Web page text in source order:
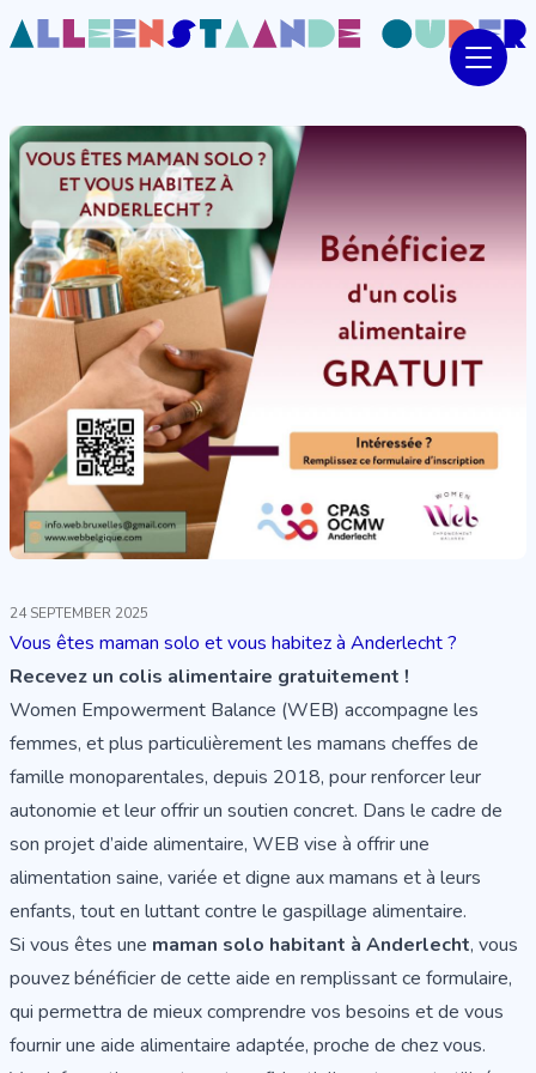
24 SEPTEMBER 2025
Vous êtes maman solo et vous habitez à Anderlecht ?
Recevez un colis alimentaire gratuitement !
Women Empowerment Balance (WEB) accompagne les
femmes, et plus particulièrement les mamans cheffes de
famille monoparentales, depuis 2018, pour renforcer leur
autonomie et leur offrir un soutien concret. Dans le cadre de
son projet d’aide alimentaire, WEB vise à offrir une
alimentation saine, variée et digne aux mamans et à leurs
enfants, tout en luttant contre le gaspillage alimentaire.
Si vous êtes une maman solo habitant à Anderlecht, vous
pouvezbénéficier de cette aide en remplissant ce formulaire,
qui permettra de mieux comprendre vos besoins et de vous
fournir une aide alimentaire adaptée, proche de chez vous.